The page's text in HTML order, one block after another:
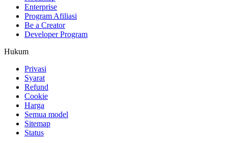
Enterprise
Program Afiliasi
Be a Creator
Developer Program
Hukum
Privasi
Syarat
Refund
Cookie
Harga
Semua model
Sitemap
Status